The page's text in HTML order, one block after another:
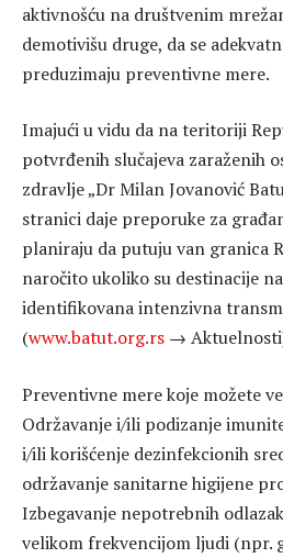
aktivnošću na društvenim
demotivišu druge, da se
preduzimaju preventivne mere.
Imajući u vidu da na teritoriji
potvrđenih slučajeva zaraženih
zdravlje „Dr Milan Jovanović
stranici daje preporuke za
planiraju da putuju van granica
naročito ukoliko su destinacije
identifikovana intenzivna
(www.batut.org.rs →
Preventivne mere koje možete
Održavanje i/ili podizanje
i/ili korišćenje dezinfekcionih
održavanje sanitarne higijene
Izbegavanje nepotrebnih
velikom frekvencijom ljudi (npr.